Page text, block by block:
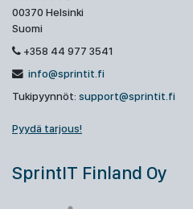
00370 Helsinki
Suomi
+358 44 977 3541
info@sprintit.fi
Tukipyynnöt: support@sprintit.fi
Pyydä tarjous!
SprintIT Finland Oy